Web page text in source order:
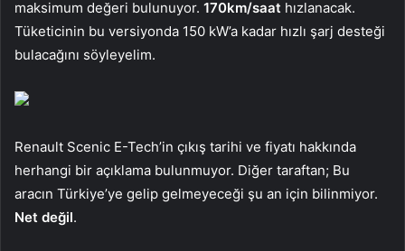
maksimum değeri bulunuyor. 170km/saat hızlanacak.
Tüketicinin bu versiyonda 150 kW’a kadar hızlı şarj desteği
bulacağını söyleyelim.
Renault Scenic E-Tech’in çıkış tarihi ve fiyatı hakkında
herhangi bir açıklama bulunmuyor. Diğer taraftan; Bu
aracın Türkiye’ye gelip gelmeyeceği şu an için bilinmiyor.
Net değil.